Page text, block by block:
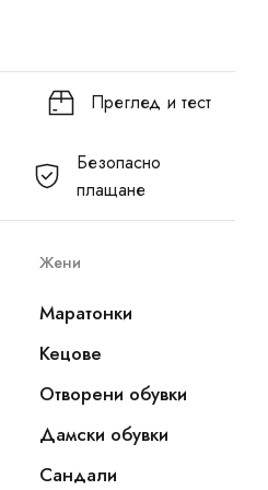
Преглед и тест
Безопасно
плащане
Жени
Маратонки
Кецове
Отворени обувки
Дамски обувки
Сандали